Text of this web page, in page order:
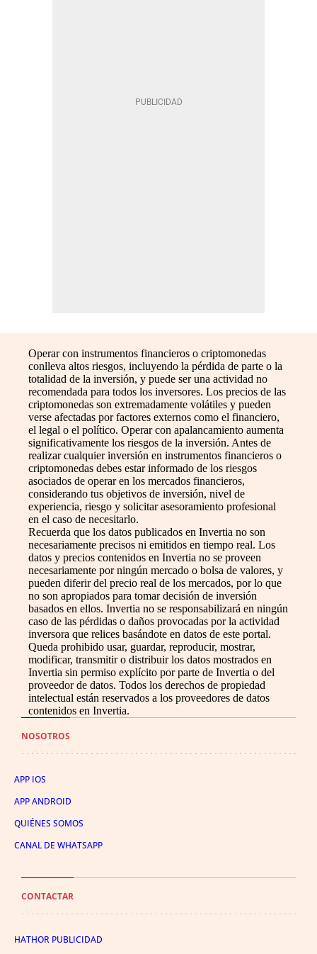
Operar con instrumentos financieros o criptomonedas
conlleva altos riesgos, incluyendo la pérdida de parte o la
totalidad de la inversión, y puede ser una actividad no
recomendada para todos los inversores. Los precios de las
criptomonedas son extremadamente volátiles y pueden
verse afectadas por factores externos como el financiero,
el legal o el político. Operar con apalancamiento aumenta
significativamente los riesgos de la inversión. Antes de
realizar cualquier inversión en instrumentos financieros o
criptomonedas debes estar informado de los riesgos
asociados de operar en los mercados financieros,
considerando tus objetivos de inversión, nivel de
experiencia, riesgo y solicitar asesoramiento profesional
en el caso de necesitarlo.
Recuerda que los datos publicados en Invertia no son
necesariamente precisos ni emitidos en tiempo real. Los
datos y precios contenidos en Invertia no se proveen
necesariamente por ningún mercado o bolsa de valores, y
pueden diferir del precio real de los mercados, por lo que
no son apropiados para tomar decisión de inversión
basados en ellos. Invertia no se responsabilizará en ningún
caso de las pérdidas o daños provocadas por la actividad
inversora que relices basándote en datos de este portal.
Queda prohibido usar, guardar, reproducir, mostrar,
modificar, transmitir o distribuir los datos mostrados en
Invertia sin permiso explícito por parte de Invertia o del
proveedor de datos. Todos los derechos de propiedad
intelectual están reservados a los proveedores de datos
contenidos en Invertia.
NOSOTROS
APP IOS
APP ANDROID
QUIÉNES SOMOS
CANAL DE WHATSAPP
CONTACTAR
HATHOR PUBLICIDAD